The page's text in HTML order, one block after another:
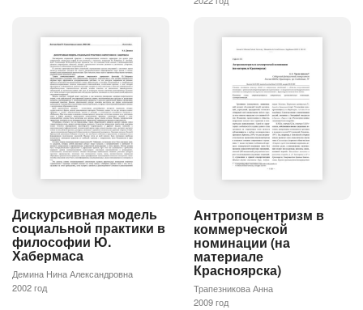
Дискурсивная модель
социальной практики в
философии Ю.
Хабермаса
Демина Нина Александровна
2002 год
Антропоцентризм в
коммерческой
номинации (на
материале
Красноярска)
Трапезникова Анна
2009 год